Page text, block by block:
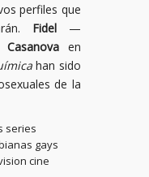
perfiles que
Fidel—
Casanova en
han sido
de la